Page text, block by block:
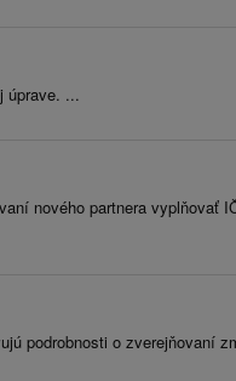
úprave. ...
nového partnera vyplňovať
podrobnosti o zverejňovaní